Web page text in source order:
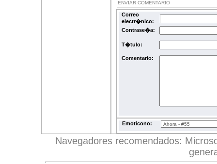
ENVIAR COMENTARIO
Correo
electr�nico:
Contrase�a:
T�tulo:
Comentario:
Emoticono:
Navegadores recomendados: